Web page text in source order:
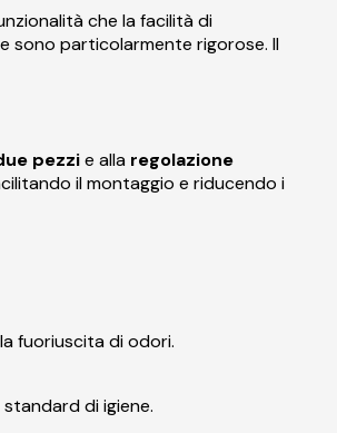
che la facilità di
sono particolarmente rigorose. Il
pezzie alla regolazione
il montaggio e riducendo i
fuoriuscita di odori.
di igiene.